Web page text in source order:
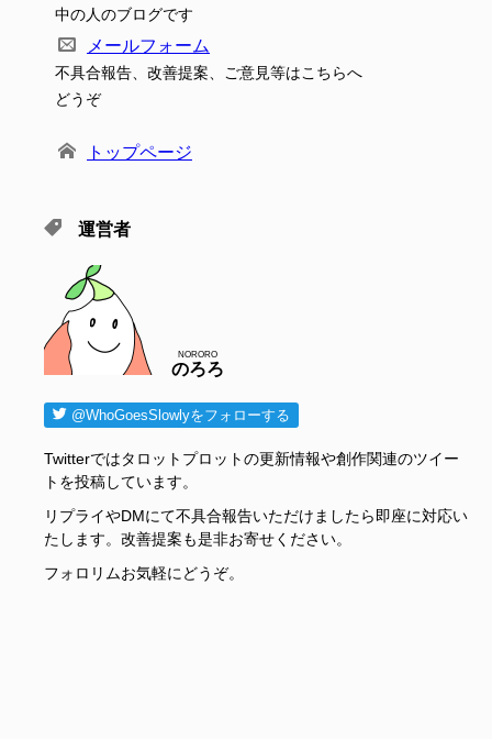
中の人のブログです
メールフォーム
不具合報告、改善提案、ご意見等はこちらへ
どうぞ
トップページ
運営者
のろろ
NORORO
@WhoGoesSlowlyをフォローする
Twitterではタロットプロットの更新情報や創作関連のツイー
トを投稿しています。
リプライやDMにて不具合報告いただけましたら即座に対応い
たします。改善提案も是非お寄せください。
フォロリムお気軽にどうぞ。